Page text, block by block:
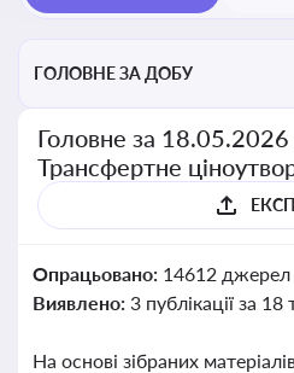
ГОЛОВНЕ ЗА ДОБУ
Головне за 18.05.2026
Трансфертне
Опрацьовано: 14612 джерел
Виявлено: 3 публікації за 18
На основі зібраних